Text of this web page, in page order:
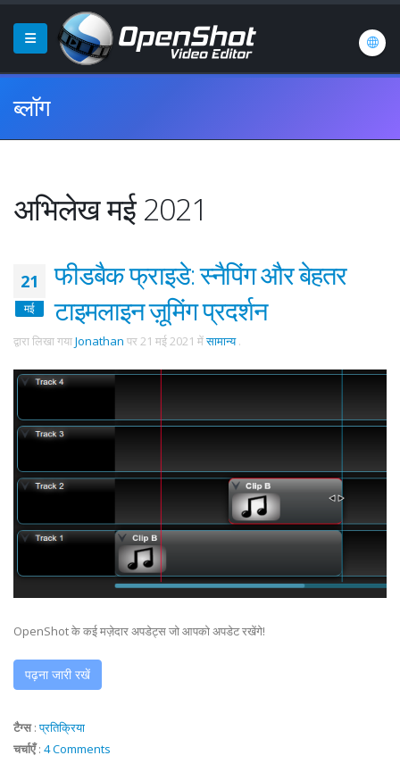
ब्लॉग
अभिलेख मई 2021
21
मई
फीडबैक फ्राइडे: स्नैपिंग और बेहतर
टाइमलाइन ज़ूमिंग प्रदर्शन
द्वारा लिखा गयाJonathan पर21 मई 2021 मेंसामान्य.
OpenShot के कई मज़ेदार अपडेट्स जो आपको अपडेट रखेंगे!
पढ़ना जारी रखें
टैग्स:प्रतिक्रिया
चर्चाएँ: 4 Comments